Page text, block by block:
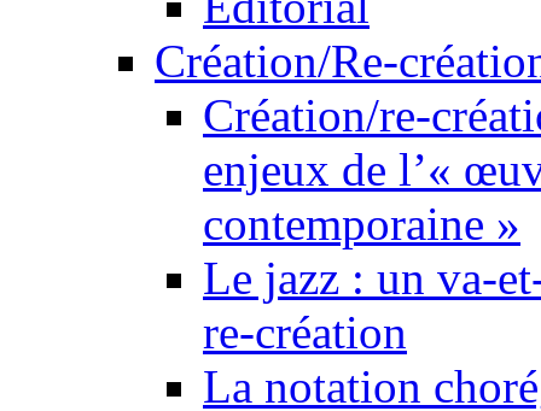
Création/Re-
Création/re-
enjeux de l’«
contemporaine »
Le jazz : un va-
re-création
La notation